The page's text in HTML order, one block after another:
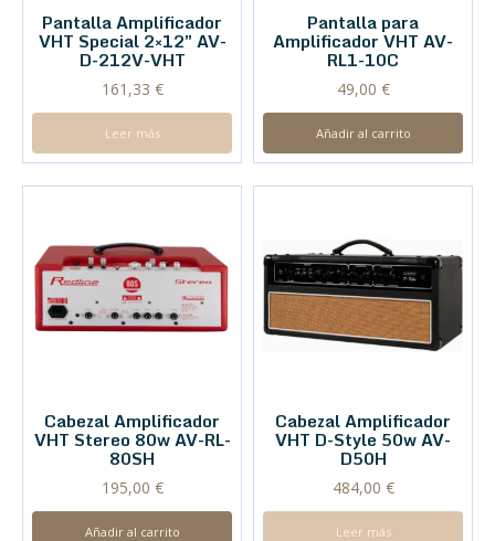
Pantalla Amplificador
VHT Special 2×12″ AV-
D-212V-VHT
161,33 €
Leer más
Pantalla para
Amplificador VHT AV-
RL1-10C
49,00 €
Añadir al carrito
Cabezal Amplificador
VHT Stereo 80w AV-RL-
80SH
195,00 €
Añadir al carrito
Cabezal Amplificador
VHT D-Style 50w AV-
D50H
484,00 €
Leer más